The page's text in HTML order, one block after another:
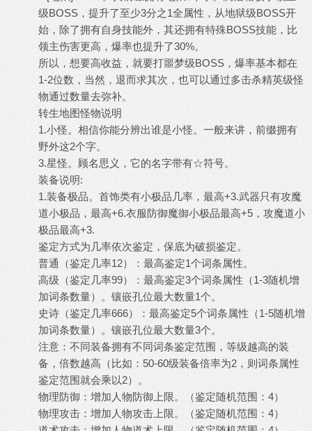
级BOSS，提升了至少3分之1全属性，从地狱级BOSS开
始，除了拥有自身技能外，其还拥有特殊BOSS技能，比
领主伤害更高，爆率也提升了30%。
所以，想要高收益，就要打噩梦级BOSS，爆率基本都在
1-2位数，当然，退而求其次，也可以通过多击杀精英级怪
物通过数量去弥补。
转生地图怪物说明
1.小怪。相信你能分辨出谁是小怪。一般来讲，前缀拥有
野外这2个字。
3.星怪。顾名思义，它的名字带有☆符号。
装备说明:
1.装备极品。首饰类有小极品几率，最高+3.武器只有攻魔
道小极品，最高+6.衣服防御魔御小极品最高+5，攻魔道小
极品最高+3.
鉴定方式为几率依次鉴定，保底为破损鉴定。
普通（鉴定几率12）：最高鉴定1个词条属性。
高级（鉴定几率99）：最高鉴定3个词条属性（1-3随机增
加词条数量）。镶嵌孔位最大数量1个。
史诗（鉴定几率666）：最高鉴定5个词条属性（1-5随机增
加词条数量）。镶嵌孔位最大数量3个。
注意：不同装备拥有不同词条鉴定范围，等级越高的装
备，倍数越高（比如：50-60级装备倍率为2，则词条属性
鉴定范围就会乘以2）。
物理防御：增加人物防御上限。（鉴定随机范围：4）
物理攻击：增加人物攻击上限。（鉴定随机范围：4）